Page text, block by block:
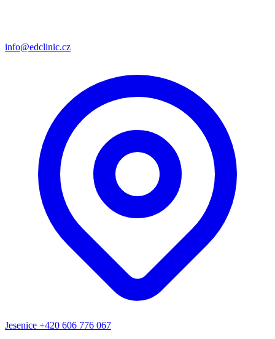
info@edclinic.cz
Jesenice +420 606 776 067